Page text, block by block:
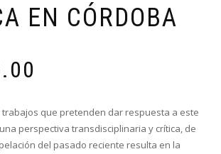
EN CÓRDOBA
trabajos que pretenden dar respuesta a este
perspectiva transdisciplinaria y crítica, de
del pasado reciente resulta en la